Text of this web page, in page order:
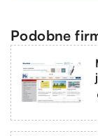
Podobne